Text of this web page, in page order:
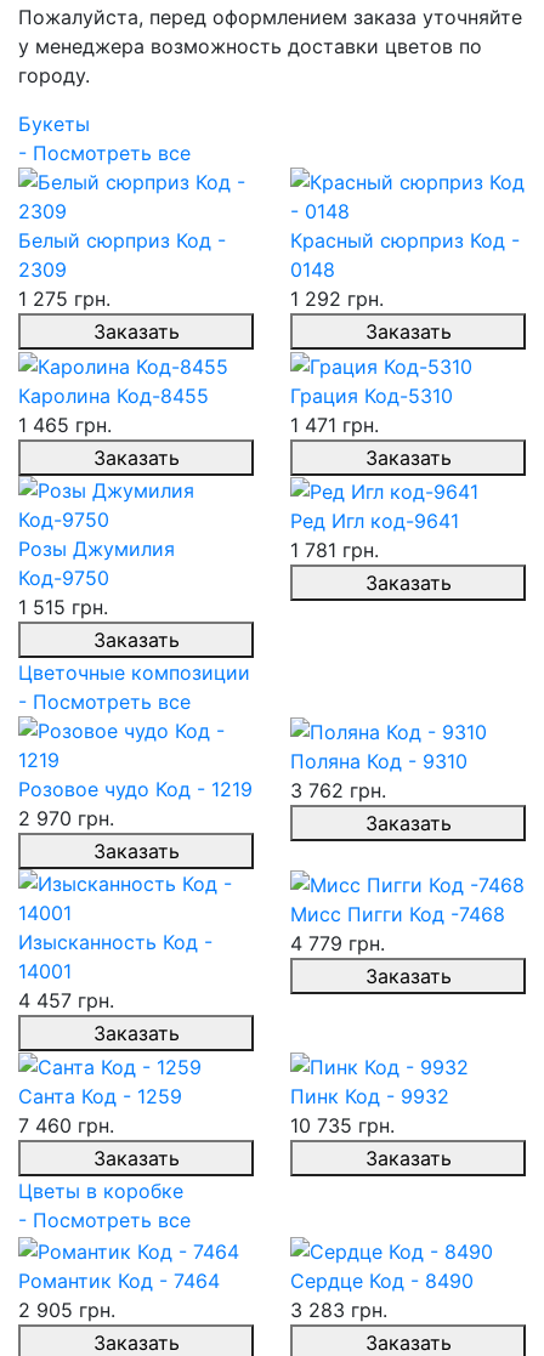
Пожалуйста, перед оформлением заказа уточняйте
у менеджера возможность доставки цветов по
городу.
Букеты
- Посмотреть все
Белый сюрприз Код -
2309
1 275 грн.
Заказать
Красный сюрприз Код -
0148
1 292 грн.
Заказать
Каролина Код-8455
1 465 грн.
Заказать
Грация Код-5310
1 471 грн.
Заказать
Розы Джумилия
Код-9750
1 515 грн.
Заказать
Ред Игл код-9641
1 781 грн.
Заказать
Цветочные композиции
- Посмотреть все
Розовое чудо Код - 1219
2 970 грн.
Заказать
Поляна Код - 9310
3 762 грн.
Заказать
Изысканность Код -
14001
4 457 грн.
Заказать
Мисс Пигги Код -7468
4 779 грн.
Заказать
Санта Код - 1259
7 460 грн.
Заказать
Пинк Код - 9932
10 735 грн.
Заказать
Цветы в коробке
- Посмотреть все
Романтик Код - 7464
2 905 грн.
Заказать
Сердце Код - 8490
3 283 грн.
Заказать